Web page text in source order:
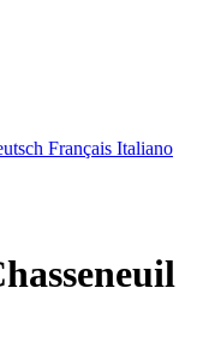
Français Italiano